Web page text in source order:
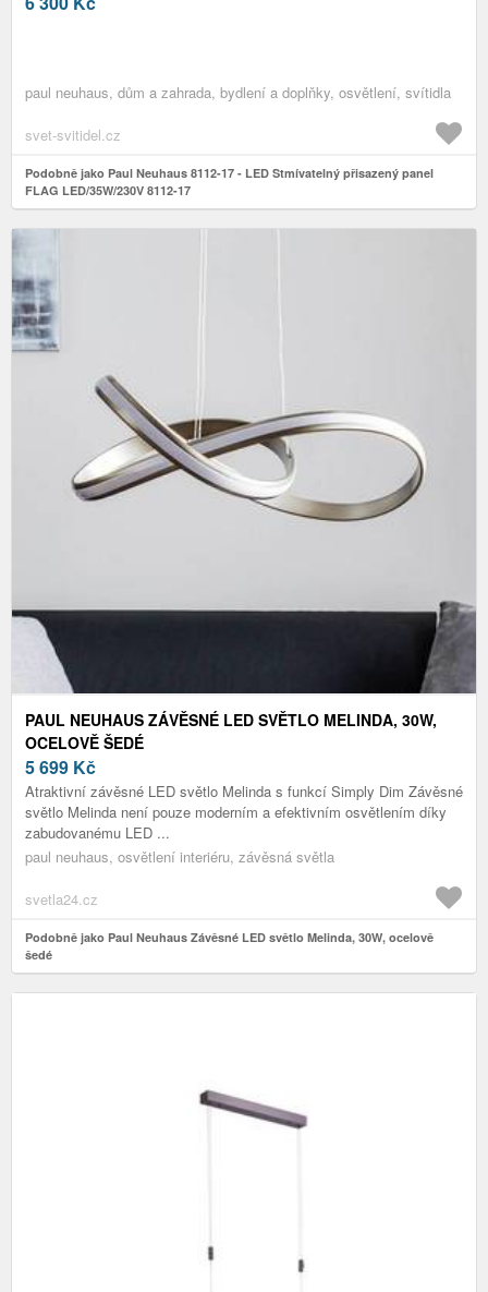
paul neuhaus, dům a zahrada, bydlení a doplňky, osvětlení, svítidla
svet-svitidel.cz
Podobně jako Paul Neuhaus 8112-17 - LED Stmívatelný přisazený panel
FLAG LED/35W/230V 8112-17
PAUL NEUHAUS ZÁVĚSNÉ LED SVĚTLO MELINDA, 30W,
OCELOVĚ ŠEDÉ
5 699 Kč
Atraktivní závěsné LED světlo Melinda s funkcí Simply Dim Závěsné
světlo Melinda není pouze moderním a efektivním osvětlením díky
zabudovanému LED ...
paul neuhaus, osvětlení interiéru, závěsná světla
svetla24.cz
Podobně jako Paul Neuhaus Závěsné LED světlo Melinda, 30W, ocelově
šedé